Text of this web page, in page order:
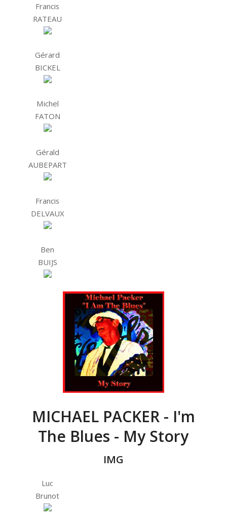
Francis
RATEAU
Gérard
BICKEL
Michel
FATON
Gérald
AUBEPART
Francis
DELVAUX
Ben
BUIJS
MICHAEL PACKER - I'm
The Blues - My Story
IMG
Luc
Brunot